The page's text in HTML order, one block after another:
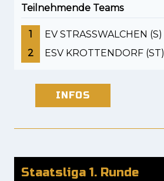
Teilnehmende Teams
1
EV STRASSWALCHEN (S)
2
ESV KROTTENDORF (ST)
INFOS
Staatsliga 1. Runde